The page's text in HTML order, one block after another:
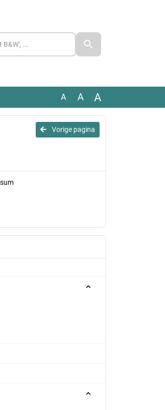
A A A
Vorige pagina